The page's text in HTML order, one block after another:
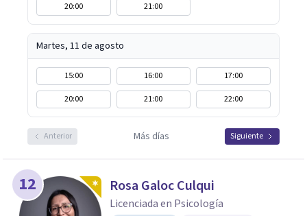
20:00
21:00
Martes, 11 de agosto
15:00 16:00
17:00
20:00
21:00 22:00
Anterior Más días Siguiente
12 Rosa Galoc Culqui
Licenciada en Psicología